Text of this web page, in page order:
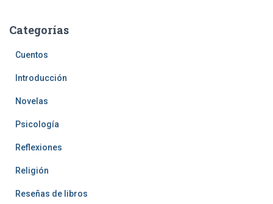
Categorías
Cuentos
Introducción
Novelas
Psicología
Reflexiones
Religión
Reseñas de libros